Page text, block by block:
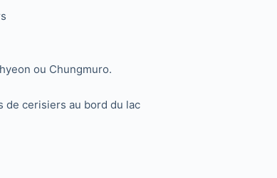
ou Chungmuro.
cerisiers au bord du lac